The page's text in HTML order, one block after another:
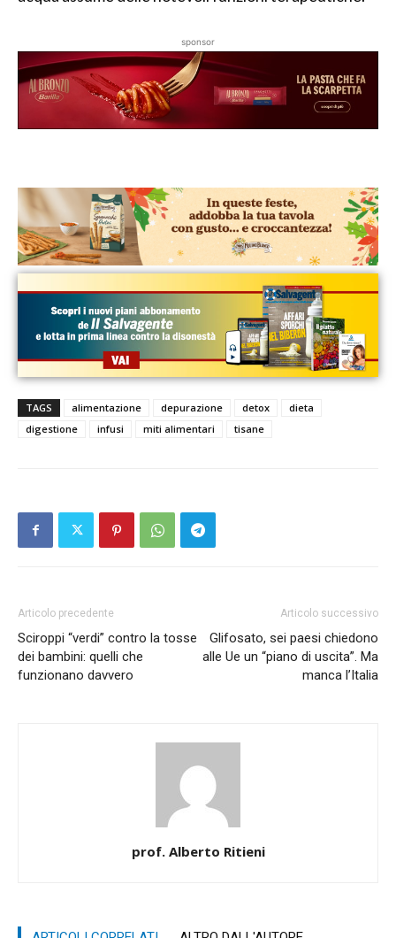
sponsor
TAGS alimentazione depurazione detox
dieta
digestione
infusi miti alimentari tisane
Articolo precedente
Sciroppi “verdi” contro la tosse
dei bambini: quelli che
funzionano davvero
Articolo successivo
Glifosato, sei paesi chiedono
alle Ue un “piano di uscita”. Ma
manca l’Italia
prof. Alberto Ritieni